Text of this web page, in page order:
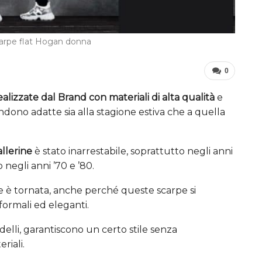
flat Hogan donna
0
dal Brand con materiali di alta qualità e
adatte sia alla stagione estiva che a quella
è stato inarrestabile, soprattutto negli anni
anni ’70 e ’80.
tornata, anche perché queste scarpe si
ed eleganti.
garantiscono un certo stile senza